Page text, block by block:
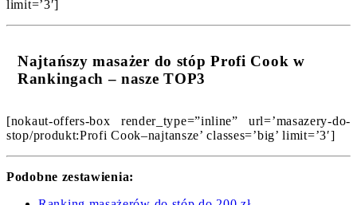
limit=’3′]
Najtańszy masażer do stóp Profi Cook w
Rankingach – nasze TOP3
[nokaut-offers-box render_type=”inline” url=’masazery-do-
stop/produkt:Profi Cook–najtansze’ classes=’big’ limit=’3′]
Podobne zestawienia: